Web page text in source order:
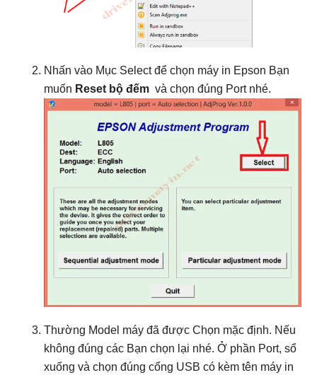
Nhấn vào Mục Select để chọn máy in Epson Bạn
muốn Reset bộ đếm và chọn đúng Port nhé.
Thường Model máy đã được Chọn mặc định. Nếu
không đúng các Bạn chọn lại nhé. Ở phần Port, sổ
xuống và chọn đúng cổng USB có kèm tên máy in